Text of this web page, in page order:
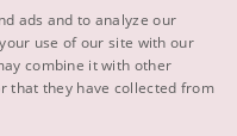
ads and to analyze our
use of our site with our
combine it with other
that they have collected from